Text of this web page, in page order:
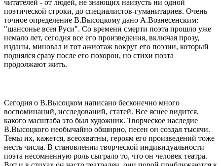
читателей - от людей, не знающих наизусть ни одной
поэтической строки, до специалистов-гуманитариев. Очень
точное определение В.Высоцкому дано А.Вознесенским:
"шансонье всея Руси". Со времени смерти поэта прошло уже
немало лет, сегодня все его произведения, включая прозу,
изданы, миновал и тот ажиотаж вокруг его поэзии, который
поднялся сразу после его похорон, но стихи поэта
продолжают жить.
Сегодня о В.Высоцком написано бесконечно много
воспоминаний, исследований, статей. Все яснее видится,
какого масштаба это был художник. Творческое наследие
В.Высоцкого необычайно обширно, песен он создал тысячи.
Темы их, кажется, всеохватны, героям его произведений тоже
несть числа. В становлении творческой индивидуальности
поэта несомненную роль сыграло то, что он человек театра.